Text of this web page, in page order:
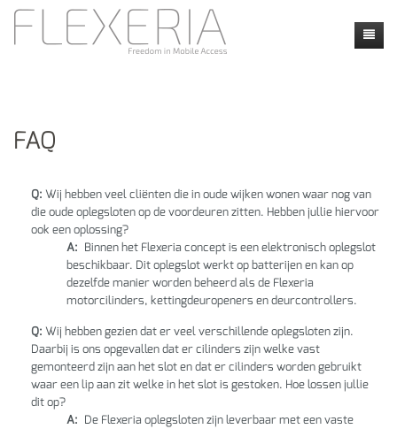
Faq
Aplicaciones
Instructie video's
Calendly
Dealers
my flexeria
FAQ
Q: Wij hebben veel cliënten die in oude wijken wonen waar nog van
die oude oplegsloten op de voordeuren zitten. Hebben jullie hiervoor
ook een oplossing?
A: Binnen het Flexeria concept is een elektronisch oplegslot
beschikbaar. Dit oplegslot werkt op batterijen en kan op
dezelfde manier worden beheerd als de Flexeria
motorcilinders, kettingdeuropeners en deurcontrollers.
Q: Wij hebben gezien dat er veel verschillende oplegsloten zijn.
Daarbij is ons opgevallen dat er cilinders zijn welke vast
gemonteerd zijn aan het slot en dat er cilinders worden gebruikt
waar een lip aan zit welke in het slot is gestoken. Hoe lossen jullie
dit op?
A: De Flexeria oplegsloten zijn leverbaar met een vaste